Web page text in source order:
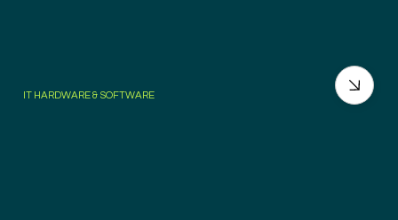
IT HARDWARE & SOFTWARE